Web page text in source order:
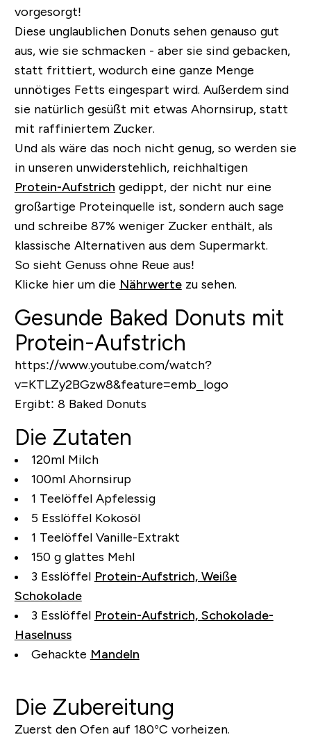
vorgesorgt!
Diese unglaublichen Donuts sehen genauso gut
aus, wie sie schmacken - aber sie sind gebacken,
statt frittiert, wodurch eine ganze Menge
unnötiges Fetts eingespart wird. Außerdem sind
sie natürlich gesüßt mit etwas Ahornsirup, statt
mit raffiniertem Zucker.
Und als wäre das noch nicht genug, so werden sie
in unseren unwiderstehlich, reichhaltigen
Protein-Aufstrich gedippt, der nicht nur eine
großartige Proteinquelle ist, sondern auch sage
und schreibe 87% weniger Zucker enthält, als
klassische Alternativen aus dem Supermarkt.
So sieht Genuss ohne Reue aus!
Klicke hier um die Nährwertezu sehen.
Gesunde Baked Donuts mit
Protein-Aufstrich
https://www.youtube.com/watch?
v=KTLZy2BGzw8&feature=emb_logo
Ergibt: 8 Baked Donuts
Die Zutaten
120ml Milch
100ml Ahornsirup
1 Teelöffel Apfelessig
5 Esslöffel Kokosöl
1 Teelöffel Vanille-Extrakt
150 g glattes Mehl
3 Esslöffel Protein-Aufstrich, Weiße
Schokolade
3 Esslöffel Protein-Aufstrich, Schokolade-
Haselnuss
Gehackte Mandeln
Die Zubereitung
Zuerst den Ofen auf 180°C vorheizen.